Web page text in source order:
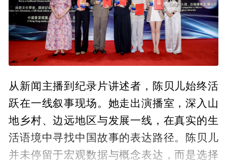
从新闻主播到纪录片讲述者，陈贝儿始终活
跃在一线叙事现场。她走出演播室，深入山
地乡村、边远地区与发展一线，在真实的生
活语境中寻找中国故事的表达路径。陈贝儿
并未停留于宏观数据与概念表达，而是选择